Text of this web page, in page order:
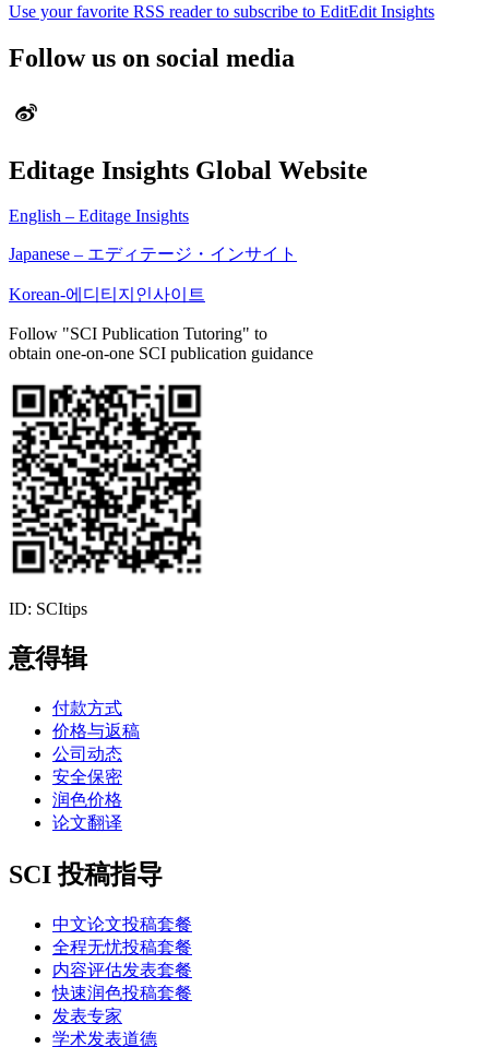
Use your favorite RSS reader to subscribe to EditEdit Insights
Follow us on social media
Editage Insights Global Website
English – Editage Insights
Japanese – エディテージ・インサイト
Korean-에디티지인사이트
Follow "SCI Publication Tutoring" to
obtain one-on-one SCI publication guidance
ID: SCItips
意得辑
付款方式
价格与返稿
公司动态
安全保密
润色价格
论文翻译
SCI 投稿指导
中文论文投稿套餐
全程无忧投稿套餐
内容评估发表套餐
快速润色投稿套餐
发表专家
学术发表道德